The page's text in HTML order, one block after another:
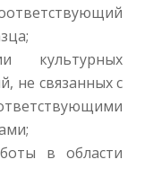
не связанных с
в области